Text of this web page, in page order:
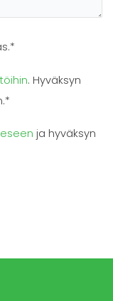
. Hyväksyn
ja hyväksyn